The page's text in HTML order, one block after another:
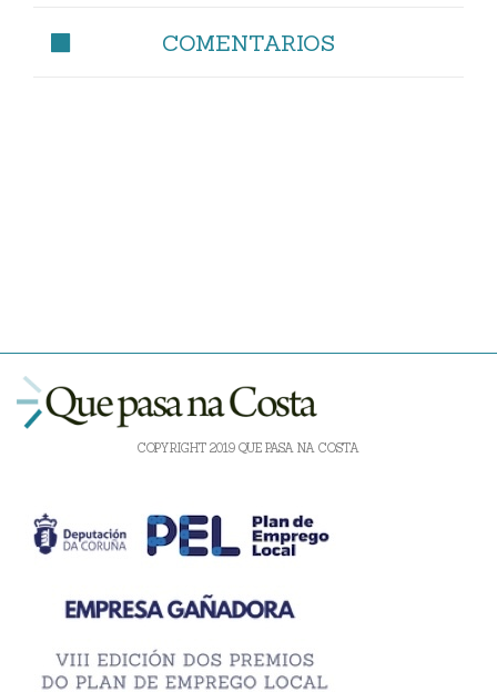
COMENTARIOS
COPYRIGHT 2019 QUE PASA NA COSTA